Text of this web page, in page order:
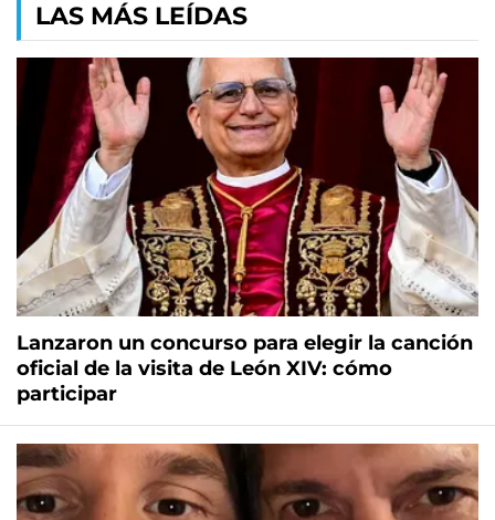
LAS MÁS LEÍDAS
Lanzaron un concurso para elegir la canción
oficial de la visita de León XIV: cómo
participar